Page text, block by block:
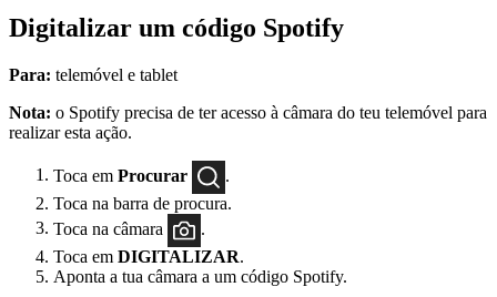
Digitalizar um código Spotify
Para: telemóvel e tablet
Nota: o Spotify precisa de ter acesso à câmara do teu telemóvel para
realizar esta ação.
Toca em Procurar
Toca na barra de procura.
Toca na câmara
Toca em DIGITALIZAR.
Aponta a tua câmara a um código Spotify.